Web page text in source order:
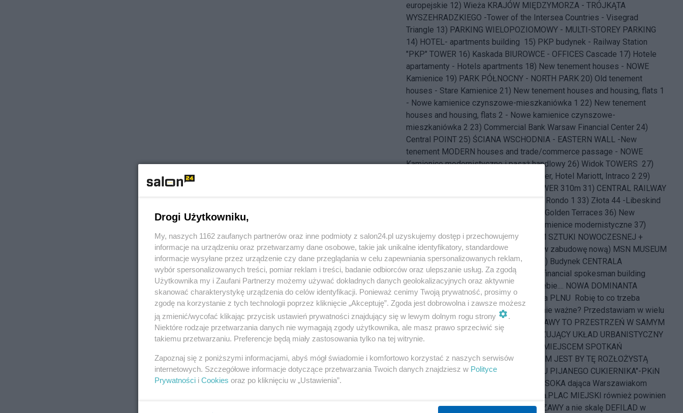
europejskie 12) Wieża KRAJÓW MIĘDZYMORZA - TRÓJKĄTA
WYSZEHRADZKIEGO -Tower of the Intersea Countries - Visegrad
Triangle 13) PARKING WIELOPOZIOMOWY - MULTI-STOREY PARKING
14) HOTEL- apartments building 15) PKP budynek - Railway Station
"PKP" TOWER 16) Kaskada BIUROWCE - OFFICES Cascade 17) Hotele
apartamenty - Hotels apartments 18) New tenement houses - NOWE
Kamienice 19) PARK PÓŁNOCNY - NORTH PARK 20) Old tenement
houses - Stare Kamienice 21) New tenement houses and housing, flats 1
- Nowe kamienice czynszowe-mieszkaniówka 1 22) New tenement
houses and housing, flats 2 - Nowe kamienice czynszowe-
mieszkaniówka 2 23) Commercial Bank Warsaw Financial Center 24)
Central POINT 25) ŚCIANA WSCHODNIA - EASTERN WALL -New
tenement MODERN houses and trade/commerce passage - NOWE
Kamienice modernistyczne i pasaż handlowy 26) Widok TOWERS 27)
Novotel 28) Centrum LIM i Oxford Tower, Hotel Mariott, Intraco 2 29)
Lilium Tower (planned) 30) VARSO TOWER 310m 31) CENTRAL RAILWAY
STATION - DWORZEC CENTRALNY 32) Rondo 1 33) Złota 44 -Libeskind
34) Inter Continental 35) Zlote Tarasy - Golden Terraces 36) New
tenement MODERN houses - NOWE Kamienice modernistyczne 37)
ROTUNDA round building 38) MUZEUM SZTUKI NOWOCZESNEJ +
TEATR Rozmaitości ( wkomponowane w zabudowę nową) MSN MUSEUM
& THEATRE 39) HOTEL METROPOL 40) Budynek CENTRALA
Komunikacyjna & Rzecznik Finansowy financial spokesman building
'....wieżowce pnące się ku niebu, a w niebie.... NOWA DOMINANTA
WARSZAWY jako IKONA ??? inna wersja PLNU Robię to co trzeba
oddając się temu co ważne, a co dla mnie ważne? Przedstawiam w wielu
wariantach: PLAC CENTRALNY WARSZAWY TO PRZESTRZEŃ W SAMYM
CENTRUM JAKO ELEMENT KRYSTALIZUJĄCY UKŁAD URBANISTYCZNY
MIASTA BĘDĄCY NAJWAŻNIEJSZYM MIEJSCEM SPOTKAŃ
WARSZAWIAKÓWMOIM MARZENIEM JEST BY TĘ ROZŁOŻYSTĄ
"ŻABĘ" oraz STRZELISTY CZUB "TORTU PIJANEGO CUKIERNIKA"-PKiN
w końcu WCHŁONĘŁA ZABUDOWA WYSOKA dająca Warszawiakom
nowe miejsca pracy i funkcje dla miasta.PLAC MIEJSKI również powinien
w końcu uzyskać skalę miejską WARSZAWY a nie skalę DEFILAD w
Drogi Użytkowniku,
My, naszych 1162 zaufanych partnerów oraz inne podmioty z salon24.pl uzyskujemy dostęp i przechowujemy
informacje na urządzeniu oraz przetwarzamy dane osobowe, takie jak unikalne identyfikatory, standardowe
informacje wysyłane przez urządzenie czy dane przeglądania w celu zapewniania spersonalizowanych reklam,
wybór spersonalizowanych treści, pomiar reklam i treści, badanie odbiorców oraz ulepszanie usług. Za zgodą
Użytkownika my i Zaufani Partnerzy możemy używać dokładnych danych geolokalizacyjnych oraz aktywnie
skanować charakterystykę urządzenia do celów identyfikacji. Ponieważ cenimy Twoją prywatność, prosimy o
zgodę na korzystanie z tych technologii poprzez kliknięcie „Akceptuję”. Zgoda jest dobrowolna i zawsze możesz
ją zmienić/wycofać klikając przycisk ustawień prywatności znajdujący się w lewym dolnym rogu strony
.
Niektóre rodzaje przetwarzania danych nie wymagają zgody użytkownika, ale masz prawo sprzeciwić się
takiemu przetwarzaniu. Preferencje będą miały zastosowania tylko na tej witrynie.
Zapoznaj się z poniższymi informacjami, abyś mógł świadomie i komfortowo korzystać z naszych serwisów
internetowych. Szczegółowe informacje dotyczące przetwarzania Twoich danych znajdziesz w Polityce
Prywatności i Cookies oraz po kliknięciu w „Ustawienia”.